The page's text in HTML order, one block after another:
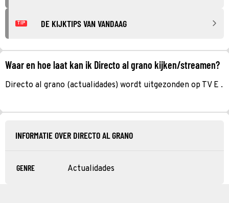
TIP DE KIJKTIPS VAN VANDAAG
Waar en hoe laat kan ik Directo al grano kijken/streamen?
Directo al grano (actualidades) wordt uitgezonden op TV E .
INFORMATIE OVER DIRECTO AL GRANO
GENRE Actualidades